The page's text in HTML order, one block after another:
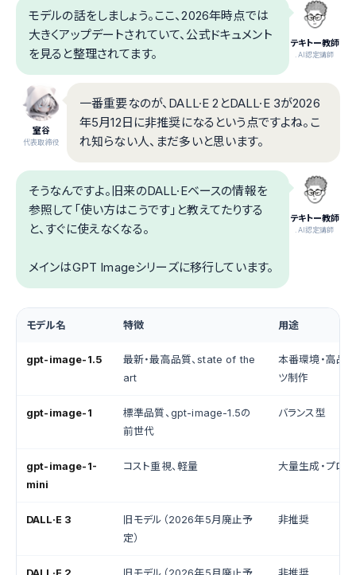
テキトー教師
.AI認定講師
モデルの話をしましょう。ここ、2026年時点では
大きくアップデートされていて、公式ドキュメント
を見ると整理されてます。
室谷
代表取締役
一番重要なのが、DALL·E 2とDALL·E 3が2026
年5月12日に非推奨になるという点ですよね。こ
れ知らない人、まだ多いと思います。
テキトー教師
.AI認定講師
そうなんですよ。旧来のDALL·Eベースの情報を
参照して「使い方はこうです」と教えてたりする
と、すぐに使えなくなる。
メインはGPT Imageシリーズに移行しています。
モデル名 特徴 用途
gpt-image-1.5
最新・最高品質、state of the
art
本番環境・高品
ツ制作
gpt-image-1
標準品質、gpt-image-1.5の
前世代
バランス型
gpt-image-1-
mini
コスト重視、軽量 大量生成・プロト
DALL·E 3
旧モデル（2026年5月廃止予
定）
非推奨